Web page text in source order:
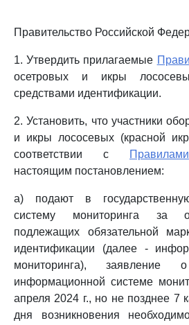
Правительство Российской
1. Утвердить прилагаемые
осетровых и икры
средствами идентификации.
2. Установить, что участники
и икры лососевых (красной
соответствии с
Правилами
настоящим постановлением:
а) подают в
систему мониторинга за
подлежащих обязательной
идентификации (далее -
мониторинга), заявление
информационной системе
апреля 2024 г., но не позднее 7
дня возникновения